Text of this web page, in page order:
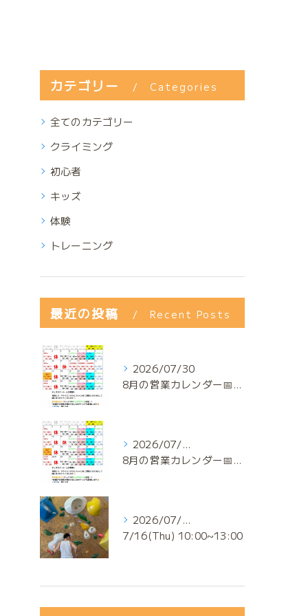
カテゴリー Categories
全てのカテゴリー
クライミング
初心者
キッズ
体験
トレーニング
最近の投稿 Recent Posts
2026/07/30
8月の営業カレンダー📅でっっっす‼️
2026/07/29
8月の営業カレンダー📅でっっっす‼️
2026/07/17
7/16(Thu) 10:00~13:00